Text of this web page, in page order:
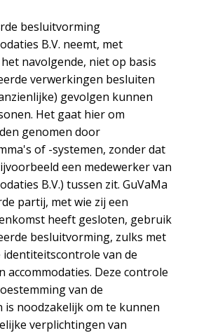
besluitvorming
B.V. neemt, met
navolgende, niet op basis
verwerkingen besluiten
gevolgen kunnen
Het gaat hier om
genomen door
of -systemen, zonder dat
een medewerker van
B.V.) tussen zit. GuVaMa
partij, met wie zij een
heeft gesloten, gebruik
besluitvorming, zulks met
van de
accommodaties. Deze controle
van de
noodzakelijk om te kunnen
verplichtingen van